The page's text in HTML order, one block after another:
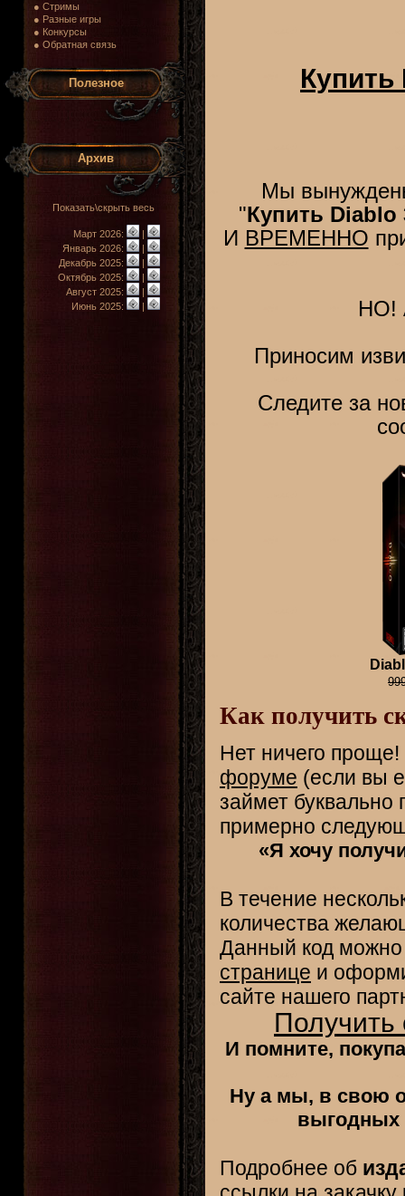
● Стримы
● Разные игры
● Конкурсы
● Обратная связь
Полезное
Архив
Показать\скрыть весь
Март 2026:
|
Январь 2026:
|
Декабрь 2025:
|
Октябрь 2025:
|
Август 2025:
|
Июнь 2025:
|
Купить
Мы
"Купить Diablo
И ВРЕМЕННО
НО!
Приносим
Следите за
Как получить
Нет ничего
форуме (если вы
займет буквально
примерно
«Я хочу
В течение
количества
Данный код можно
странице и
сайте нашего
Получить
И помните,
Ну а мы, в свою
выгодных
Подробнее об